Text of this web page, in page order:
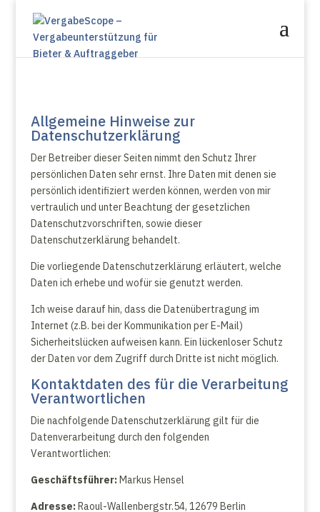
Allgemeine Hinweise zur
Datenschutzerklärung
Der Betreiber dieser Seiten nimmt den Schutz Ihrer
persönlichen Daten sehr ernst. Ihre Daten mit denen sie
persönlich identifiziert werden können, werden von mir
vertraulich und unter Beachtung der gesetzlichen
Datenschutzvorschriften, sowie dieser
Datenschutzerklärung behandelt.
Die vorliegende Datenschutzerklärung erläutert, welche
Daten ich erhebe und wofür sie genutzt werden.
Ich weise darauf hin, dass die Datenübertragung im
Internet (z.B. bei der Kommunikation per E-Mail)
Sicherheitslücken aufweisen kann. Ein lückenloser Schutz
der Daten vor dem Zugriff durch Dritte ist nicht möglich.
Kontaktdaten des für die Verarbeitung
Verantwortlichen
Die nachfolgende Datenschutzerklärung gilt für die
Datenverarbeitung durch den folgenden
Verantwortlichen:
Geschäftsführer:Markus Hensel
Adresse:Raoul-Wallenbergstr.54, 12679 Berlin